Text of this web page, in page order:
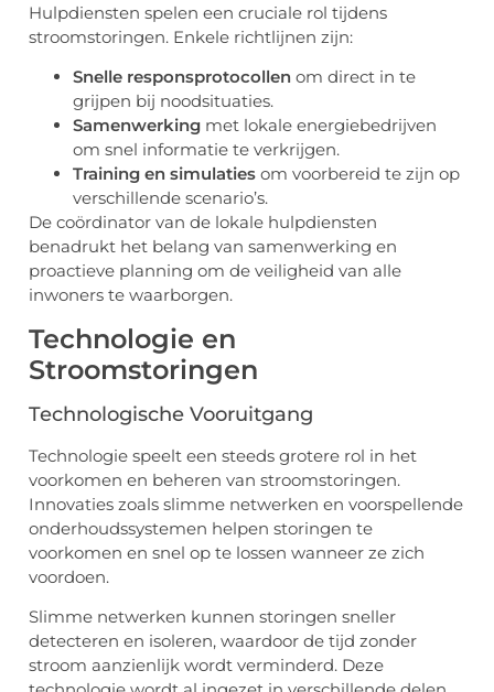
Hulpdiensten spelen een cruciale rol tijdens
stroomstoringen. Enkele richtlijnen zijn:
Snelle responsprotocollen om direct in te
grijpen bij noodsituaties.
Samenwerking met lokale energiebedrijven
om snel informatie te verkrijgen.
Training en simulaties om voorbereid te zijn op
verschillende scenario’s.
De coördinator van de lokale hulpdiensten
benadrukt het belang van samenwerking en
proactieve planning om de veiligheid van alle
inwoners te waarborgen.
Technologie en
Stroomstoringen
Technologische Vooruitgang
Technologie speelt een steeds grotere rol in het
voorkomen en beheren van stroomstoringen.
Innovaties zoals slimme netwerken en voorspellende
onderhoudssystemen helpen storingen te
voorkomen en snel op te lossen wanneer ze zich
voordoen.
Slimme netwerken kunnen storingen sneller
detecteren en isoleren, waardoor de tijd zonder
stroom aanzienlijk wordt verminderd. Deze